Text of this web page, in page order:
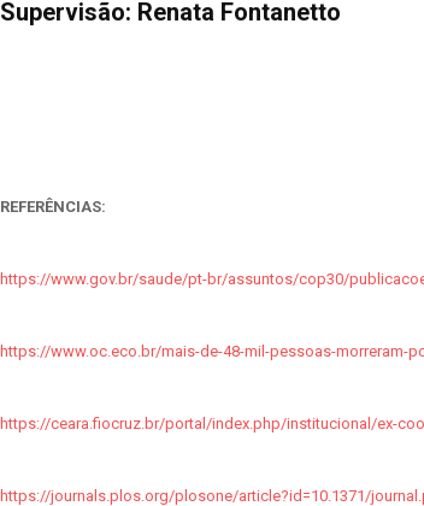
Supervisão: Renata Fontanetto
REFERÊNCIAS:
https://www.gov.br/saude/pt-br/assuntos/cop30/
https://www.oc.eco.br/mais-de-48-mil-pessoas-morreram-
https://ceara.fiocruz.br/portal/index.php/institucional/ex-
https://journals.plos.org/plosone/article?id=10.1371/